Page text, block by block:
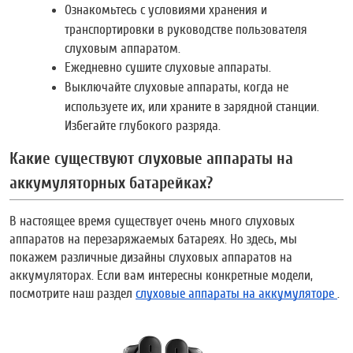
Ознакомьтесь с условиями хранения и
транспортировки в руководстве пользователя
слуховым аппаратом.
Ежедневно сушите слуховые аппараты.
Выключайте слуховые аппараты, когда не
используете их, или храните в зарядной станции.
Избегайте глубокого разряда.
Какие существуют слуховые аппараты на
аккумуляторных батарейках?
В настоящее время существует очень много слуховых
аппаратов на перезаряжаемых батареях. Но здесь, мы
покажем различные дизайны слуховых аппаратов на
аккумуляторах. Если вам интересны конкретные модели,
посмотрите наш раздел слуховые аппараты на аккумуляторе .